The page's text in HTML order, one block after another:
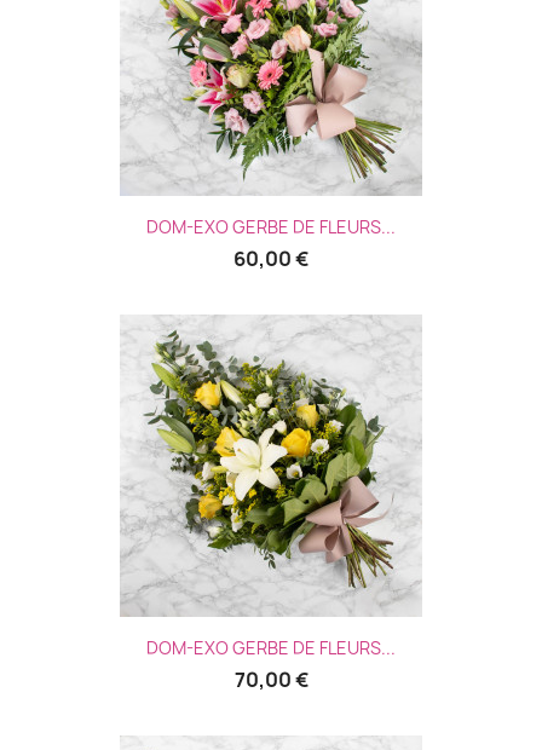
DOM-EXO GERBE DE FLEURS...
60,00 €
DOM-EXO GERBE DE FLEURS...
70,00 €